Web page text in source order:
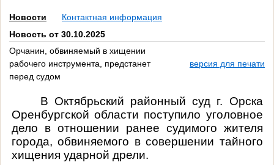
Новости
Контактная информация
Новость от 30.10.2025
Орчанин, обвиняемый в хищении
рабочего инструмента, предстанет
перед судом
версия для печати
В Октябрьский районный суд г. Орска
Оренбургской области поступило уголовное
дело в отношении ранее судимого жителя
города, обвиняемого в совершении тайного
хищения ударной дрели.